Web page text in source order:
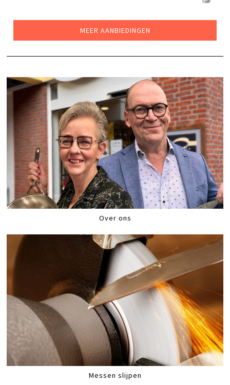
MEER AANBIEDINGEN
Over ons
Messen slijpen